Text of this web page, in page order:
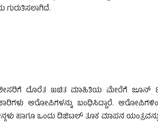
ಗುರುತಿಸಲಾಗಿದೆ.
ದೊರೆತ ಖಚಿತ ಮಾಹಿತಿಯ ಮೇರೆಗೆ ಜೂನ್
ಆರೋಪಿಗಳನ್ನು ಬಂಧಿಸಿದ್ದಾರೆ.
ಹಾಗೂ ಒಂದು ಡಿಜಿಟಲ್ ತೂಕ ಮಾಪನ